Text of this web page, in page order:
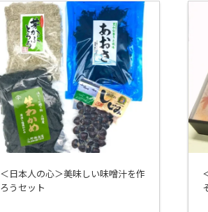
＜日本人の心＞美味しい味噌汁を作
ろうセット